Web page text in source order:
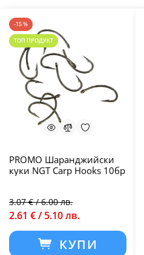
-15 %
ТОП ПРОДУКТ
PROMO Шаранджийски
куки NGT Carp Hooks 10бр
3.07 € / 6.00 лв.
2.61 € / 5.10 лв.
КУПИ